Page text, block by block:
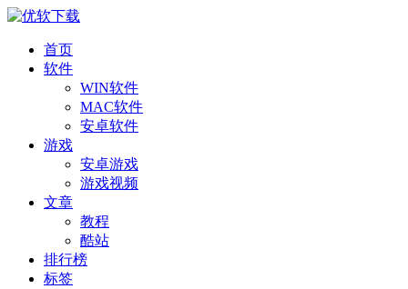
首页
软件
WIN软件
MAC软件
安卓软件
游戏
安卓游戏
游戏视频
文章
教程
酷站
排行榜
标签